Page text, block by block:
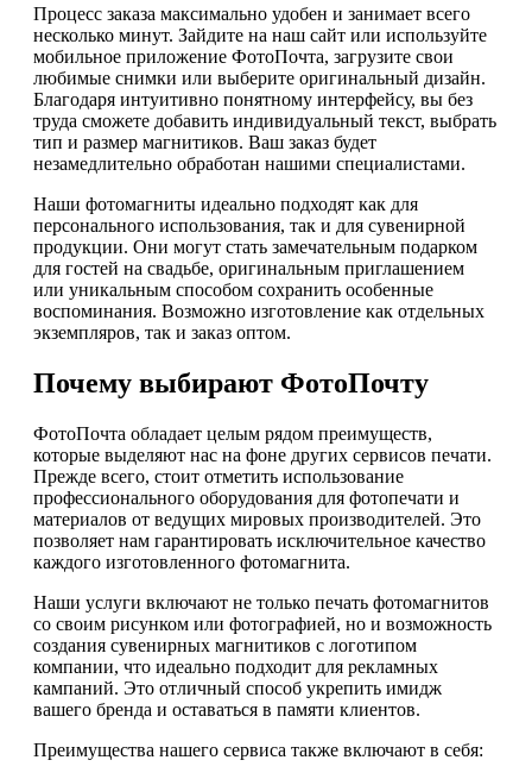
Процесс заказа максимально удобен и занимает всего
несколько минут. Зайдите на наш сайт или используйте
мобильное приложение ФотоПочта, загрузите свои
любимые снимки или выберите оригинальный дизайн.
Благодаря интуитивно понятному интерфейсу, вы без
труда сможете добавить индивидуальный текст, выбрать
тип и размер магнитиков. Ваш заказ будет
незамедлительно обработан нашими специалистами.
Наши фотомагниты идеально подходят как для
персонального использования, так и для сувенирной
продукции. Они могут стать замечательным подарком
для гостей на свадьбе, оригинальным приглашением
или уникальным способом сохранить особенные
воспоминания. Возможно изготовление как отдельных
экземпляров, так и заказ оптом.
Почему выбирают ФотоПочту
ФотоПочта обладает целым рядом преимуществ,
которые выделяют нас на фоне других сервисов печати.
Прежде всего, стоит отметить использование
профессионального оборудования для фотопечати и
материалов от ведущих мировых производителей. Это
позволяет нам гарантировать исключительное качество
каждого изготовленного фотомагнита.
Наши услуги включают не только печать фотомагнитов
со своим рисунком или фотографией, но и возможность
создания сувенирных магнитиков с логотипом
компании, что идеально подходит для рекламных
кампаний. Это отличный способ укрепить имидж
вашего бренда и оставаться в памяти клиентов.
Преимущества нашего сервиса также включают в себя: